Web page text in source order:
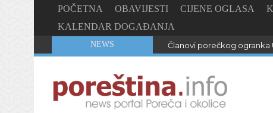
POČETNA OBAVIJESTI CIJENE OGLASA
KALENDAR DOGAĐANJA
NEWS Članovi porečkog ogranka